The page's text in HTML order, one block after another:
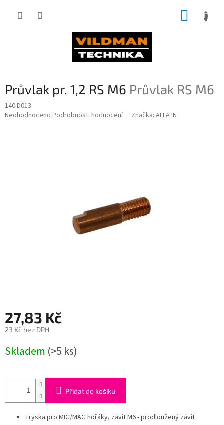
Průvlak pr. 1,2 RS M6 Průvlak RS M6
140.D013
Průměrné
Neohodnoceno Podrobnosti hodnocení Značka: ALFA IN
27,83 Kč
23 Kč bez DPH
cena:
Skladem (>5 ks)
Přidat do košíku
Tryska pro MIG/MAG hořáky, závit M6 - prodloužený závit